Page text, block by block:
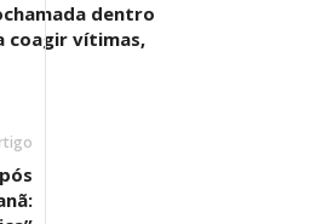
dentro
coagir vítimas,